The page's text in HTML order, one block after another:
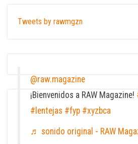
Tweets by rawmgzn
@raw.magazine
¡Bienvenidos a RAW Magazine!
#lentejas #fyp #xyzbca
♬ sonido original - RAW